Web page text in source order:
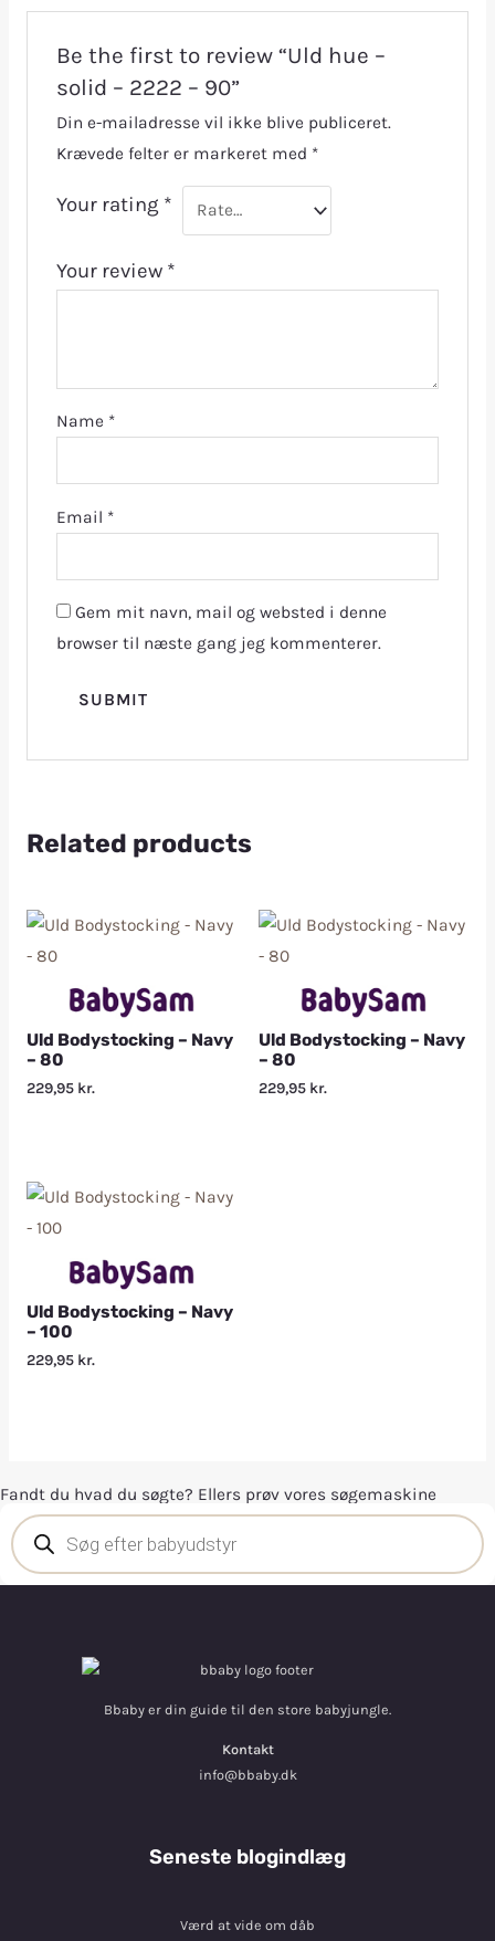
Be the first to review “Uld hue –
solid – 2222 – 90”
Din e-mailadresse vil ikke blive publiceret.
Krævede felter er markeret med *
Your rating *
Your review *
Name *
Email *
Gem mit navn, mail og websted i denne
browser til næste gang jeg kommenterer.
Related products
Uld Bodystocking – Navy
– 80
229,95 kr.
Uld Bodystocking – Navy
– 80
229,95 kr.
Uld Bodystocking – Navy
– 100
229,95 kr.
Fandt du hvad du søgte? Ellers prøv vores søgemaskine
Bbaby er din guide til den store babyjungle.
Kontakt
info@bbaby.dk
Seneste blogindlæg
Værd at vide om dåb